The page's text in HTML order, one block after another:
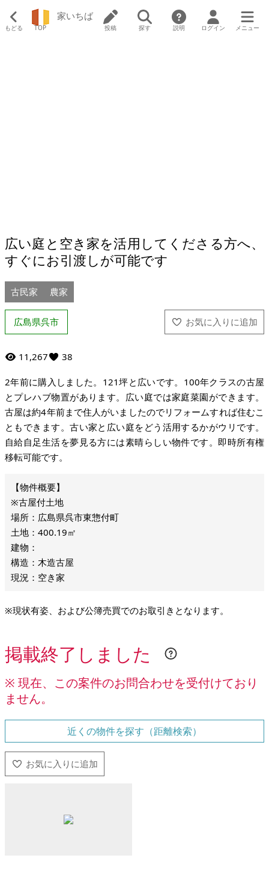
もどる TOP
家いちば
投稿 探す 説明 ログイン メニュー
広い庭と空き家を活用してくださる方へ、
すぐにお引渡しが可能です
古民家 農家
広島県呉市
11,267 38
2年前に購入しました。121坪と広いです。100年クラスの古屋
とプレハブ物置があります。広い庭では家庭菜園ができます。
古屋は約4年前まで住人がいましたのでリフォームすれば住むこ
ともできます。古い家と広い庭をどう活用するかがウリです。
自給自足生活を夢見る方には素晴らしい物件です。即時所有権
移転可能です。
※古屋付土地
場所：広島県呉市東惣付町
土地：400.19㎡
建物：
構造：木造古屋
現況：空き家
※現状有姿、および公簿売買でのお取引きとなります。
掲載終了しました
※ 現在、この案件のお問合わせを受付けており
ません。
近くの物件を探す（距離検索）